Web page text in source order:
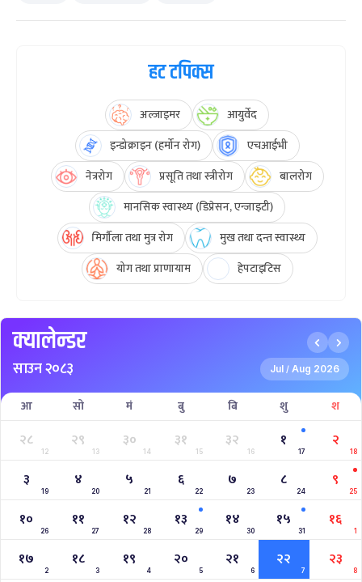
हट टपिक्स
अल्जाइमर
आयुर्वेद
इन्डोक्राइन (हर्मोन रोग)
एचआईभी
नेत्ररोग
प्रसूति तथा स्त्रीरोग
बालरोग
मानसिक स्वास्थ्य (डिप्रेसन, एन्जाइटी)
मिर्गौला तथा मुत्र रोग
मुख तथा दन्त स्वास्थ्य
योग तथा प्राणायाम
हेपटाइटिस
क्यालेन्डर
साउन २०८३ Jul / Aug 2026
आ सो मं बु बि शु श
२८
12
२९
13
३०
14
३१
15
३२
16
१
17
२
18
३
19
४
20
५
21
६
22
७
23
८
24
९
25
१०
26
११
27
१२
28
१३
29
१४
30
१५
31
१६
1
१७
2
१८
3
१९
4
२०
5
२१
6
२२
7
२३
8